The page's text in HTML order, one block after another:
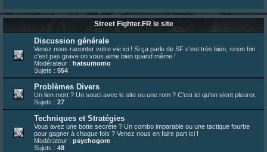
26 juil. 22:09¦hatsumomo:bio de Alex en ligne les gens !
13 juil. 09:53¦hatsumomo:
bonjour les amis, je viens de poster ma 1e review de figurine !
23 juin 10:36¦indy:une très chouette SFFR shoutbox !
23 juin 07:30¦hatsumomo:nouvelle trad caniculaire les amis !
23 juin 07:26
hatsumomo
22 juin 12:27¦indy:Yo !
22 juin 08:49¦veja:Yo
Street Fighter.FR le site
Discussion générale
Venez nous raconter votre vie ici ! Si ça parle de SF c'est très bien, sinon bin
c'est pas grave on vous aime bien quand même !
Modérateur : hatsumomo
Sujets : 554
Problèmes Divers
Un lien mort ? Un souci avec le site ou une rom ? C'est ici qu'on vient pleurer.
Sujets : 27
Techniques et Stratégies
Vous avez une botte secrète ? Un combo imparable ou une tactique fourbe
pour gagner à chaque fois ? Venez nous en faire part ici !
Modérateur : psychogore
Sujets : 48